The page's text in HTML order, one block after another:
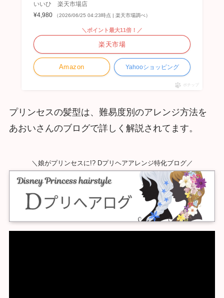
いいひ 楽天市場店
¥4,980
（2026/06/25 04:23時点 | 楽天市場調べ）
Amazon
＼ポイント最大11倍！／
楽天市場
Yahooショッピング
ポチップ
プリンセスの髪型は、難易度別のアレンジ方法を
あおいさんのブログで詳しく解説されてます。
＼娘がプリンセスに!? Dプリヘアアレンジ特化ブログ／